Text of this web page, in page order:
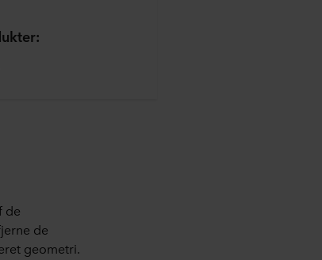
de
de
geometri.